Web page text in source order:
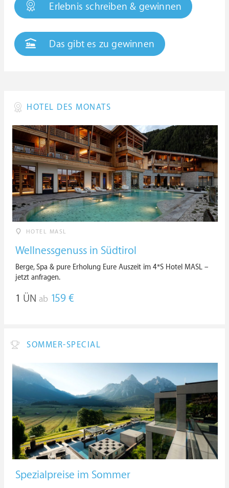
Erlebnis schreiben & gewinnen
Das gibt es zu gewinnen
HOTEL DES MONATS
HOTEL MASL
Wellnessgenuss in Südtirol
Berge, Spa & pure Erholung Eure Auszeit im 4*S Hotel MASL –
jetzt anfragen.
1 ÜN ab 159 €
SOMMER-SPECIAL
Spezialpreise im Sommer